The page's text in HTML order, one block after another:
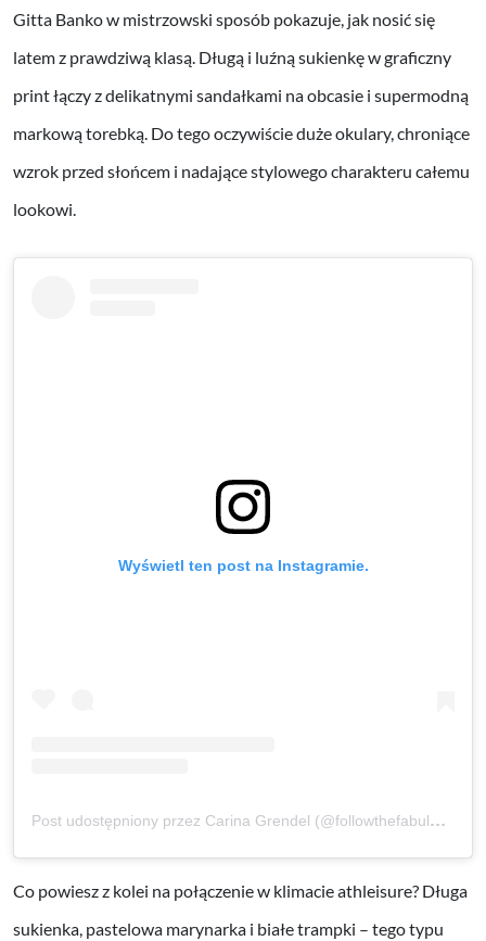
Gitta Banko w mistrzowski sposób pokazuje, jak nosić się
latem z prawdziwą klasą. Długą i luźną sukienkę w graficzny
print łączy z delikatnymi sandałkami na obcasie i supermodną
markową torebką. Do tego oczywiście duże okulary, chroniące
wzrok przed słońcem i nadające stylowego charakteru całemu
lookowi.
Wyświetl ten post na Instagramie.
Post udostępniony przez Carina Grendel (@followthefabulous)
Co powiesz z kolei na połączenie w klimacie athleisure? Długa
sukienka, pastelowa marynarka i białe trampki – tego typu